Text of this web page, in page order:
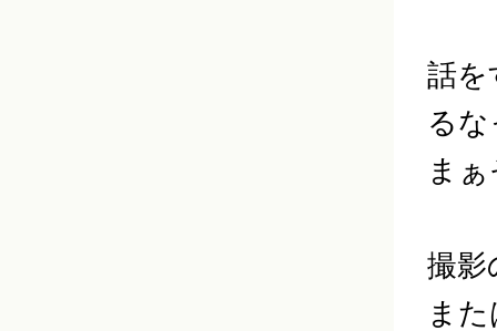
話を
る
ま
撮影
ま